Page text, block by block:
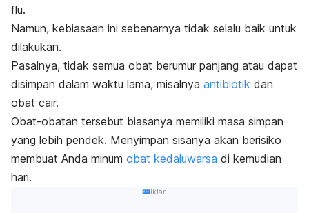
flu.
Namun, kebiasaan ini sebenarnya tidak selalu baik untuk
dilakukan.
Pasalnya, tidak semua obat berumur panjang atau dapat
disimpan dalam waktu lama, misalnya antibiotik dan
obat cair.
Obat-obatan tersebut biasanya memiliki masa simpan
yang lebih pendek. Menyimpan sisanya akan berisiko
membuat Anda minum obat kedaluwarsa di kemudian
hari.
Iklan